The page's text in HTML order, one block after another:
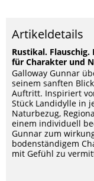
Artikeldetails
Rustikal.
für Charakter und
Galloway Gunnar
seinem sanften
Auftritt. Inspiriert
Stück Landidylle in
Naturbezug,
einem individuell
Gunnar zum
bodenständigem
mit Gefühl zu